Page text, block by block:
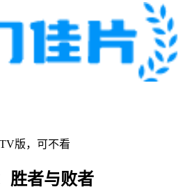
版，可不看
胜者与败者